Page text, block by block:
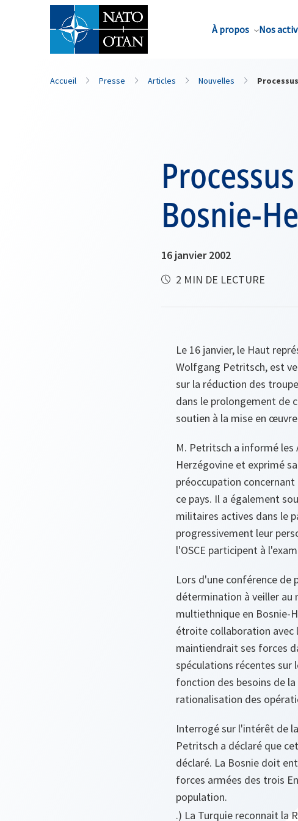
À propos Nos
Nom de famille*
Accueil Presse Articles Nouvelles
Bosnie-
16 janvier 2002
2 MIN DE LECTURE
Le 16 janvier, le Haut
Wolfgang Petritsch, est
sur la réduction des
dans le prolongement de
soutien à la mise en
M. Petritsch a informé les
Herzégovine et exprimé
préoccupation
ce pays. Il a également
militaires actives dans le
progressivement leur
l'OSCE participent à
Lors d'une conférence de
détermination à veiller au
multiethnique en Bosnie-
étroite collaboration avec
maintiendrait ses forces
spéculations récentes sur
fonction des besoins de
rationalisation des
Interrogé sur l'intérêt de
Petritsch a déclaré que
déclaré. La Bosnie doit
forces armées des trois
population.
.) La Turquie reconnait la